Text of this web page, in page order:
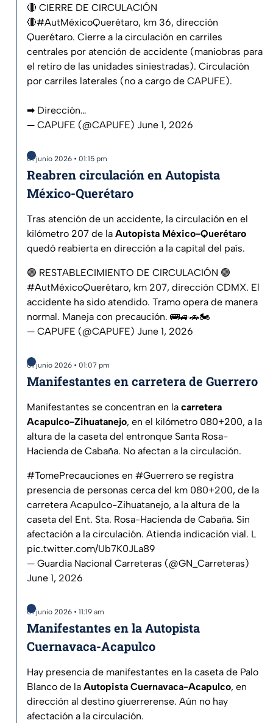
🔴 CIERRE DE CIRCULACIÓN
🔴#AutMéxicoQuerétaro, km 36, dirección
Querétaro. Cierre a la circulación en carriles
centrales por atención de accidente (maniobras para
el retiro de las unidades siniestradas). Circulación
por carriles laterales (no a cargo de CAPUFE).
➡ Dirección…
— CAPUFE (@CAPUFE) June 1, 2026
01 junio 2026 • 01:15 pm
Reabren circulación en Autopista
México-Querétaro
Tras atención de un accidente, la circulación en el
kilómetro 207 de la Autopista México-Querétaro
quedó reabierta en dirección a la capital del país.
🟢 RESTABLECIMIENTO DE CIRCULACIÓN 🟢
#AutMéxicoQuerétaro, km 207, dirección CDMX. El
accidente ha sido atendido. Tramo opera de manera
normal. Maneja con precaución. 🚌🚙🚗🏍️
— CAPUFE (@CAPUFE) June 1, 2026
01 junio 2026 • 01:07 pm
Manifestantes en carretera de Guerrero
Manifestantes se concentran en la carretera
Acapulco-Zihuatanejo, en el kilómetro 080+200, a la
altura de la caseta del entronque Santa Rosa-
Hacienda de Cabaña. No afectan a la circulación.
#TomePrecauciones en #Guerrero se registra
presencia de personas cerca del km 080+200, de la
carretera Acapulco-Zihuatanejo, a la altura de la
caseta del Ent. Sta. Rosa-Hacienda de Cabaña. Sin
afectación a la circulación. Atienda indicación vial. L
pic.twitter.com/Ub7K0JLa89
— Guardia Nacional Carreteras (@GN_Carreteras)
June 1, 2026
01 junio 2026 • 11:19 am
Manifestantes en la Autopista
Cuernavaca-Acapulco
Hay presencia de manifestantes en la caseta de Palo
Blanco de la Autopista Cuernavaca-Acapulco, en
dirección al destino giuerrerense. Aún no hay
afectación a la circulación.